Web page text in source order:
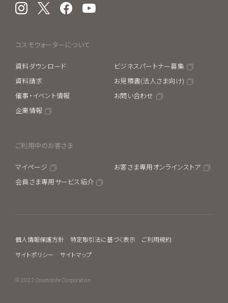
Instagram Facebook
コスモウォーターについて
資料ダウンロード
資料請求
催事・イベント情報
企業情報
ビジネスパートナー募集
お見積書(法人さま向け)
お問い合わせ
ご利用中のお客さま
マイページ
会員さま専用サービス紹介
お客さま専用オンラインストア
個人情報保護方針 特定取引法に基づく表示
ご利用規約
サイトポリシー
サイトマップ
© 2022 Cosmolife Corporation